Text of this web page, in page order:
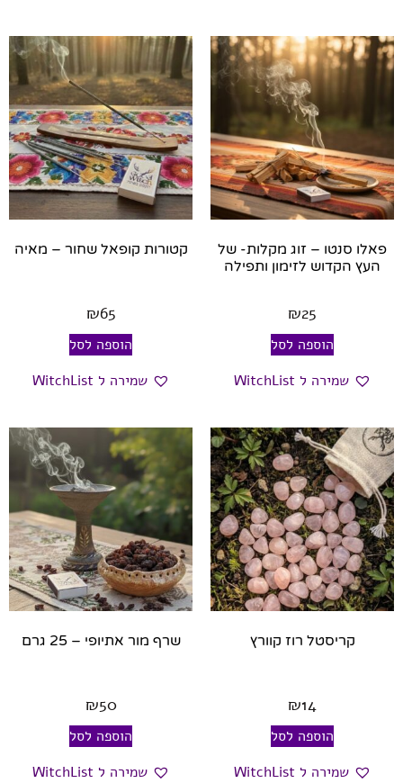
פאלו סנטו – זוג מקלות- של
העץ הקדוש לזימון ותפילה
₪25
הוספה לסל
שמירה ל WitchList
קטורות קופאל שחור – מאיה
₪65
הוספה לסל
שמירה ל WitchList
קריסטל רוז קוורץ
₪14
הוספה לסל
שמירה ל WitchList
שרף מור אתיופי – 25 גרם
₪50
הוספה לסל
שמירה ל WitchList